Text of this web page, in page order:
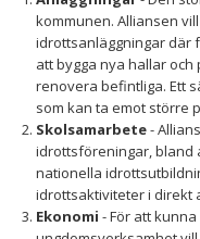
kommunen. Alliansen
idrottsanläggningar där
att bygga nya hallar
renovera befintliga. Ett
som kan ta emot större
Skolsamarbete-
idrottsföreningar, bland
nationella
idrottsaktiviteter i direkt
Ekonomi - För att